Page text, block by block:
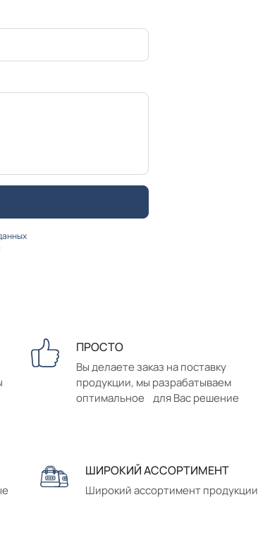
ПРОСТО
Вы делаете заказ на поставку
продукции, мы разрабатываем
оптимальное для Вас решение
ШИРОКИЙ АССОРТИМЕНТ
Широкий ассортимент продукции